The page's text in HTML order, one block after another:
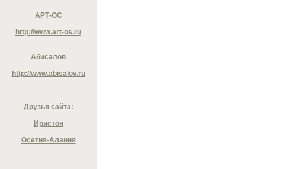
АРТ-ОС
http://www.art-os.ru
Абисалов
http://www.abisalov.ru
Друзья сайта:
Иристон
Осетия-Алания